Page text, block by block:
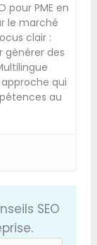
pour PME en
le marché
clair :
générer des
qui
au
SEO